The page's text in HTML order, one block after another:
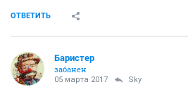
ОТВЕТИТЬ
Баристер
забанен
05 марта 2017 Sky